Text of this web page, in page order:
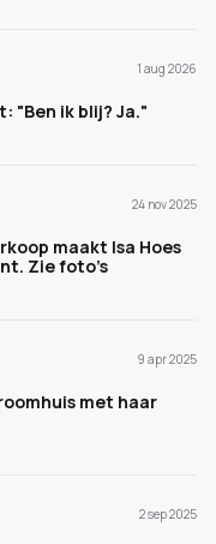
1 aug 2026
"Ben ik blij? Ja."
24 nov 2025
maakt Isa Hoes
Zie foto’s
9 apr 2025
met haar
2 sep 2025